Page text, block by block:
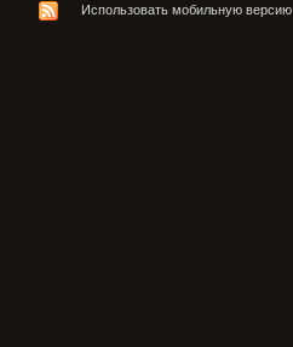
Использовать мобильную версию